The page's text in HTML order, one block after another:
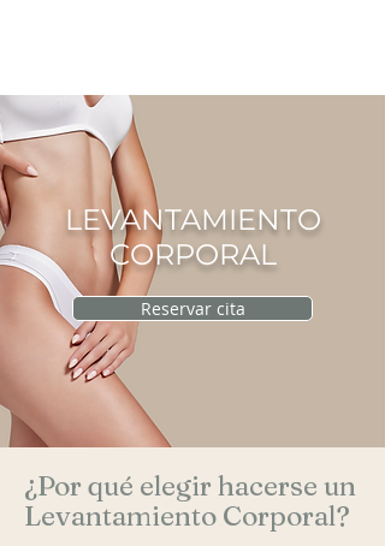
LEVANTAMIENTO
CORPORAL
Reservar cita
¿Por qué elegir hacerse un
Levantamiento Corporal?